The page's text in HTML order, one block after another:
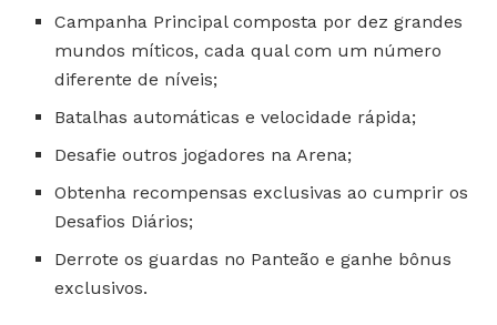
Campanha Principal composta por dez grandes
mundos míticos, cada qual com um número
diferente de níveis;
Batalhas automáticas e velocidade rápida;
Desafie outros jogadores na Arena;
Obtenha recompensas exclusivas ao cumprir os
Desafios Diários;
Derrote os guardas no Panteão e ganhe bônus
exclusivos.